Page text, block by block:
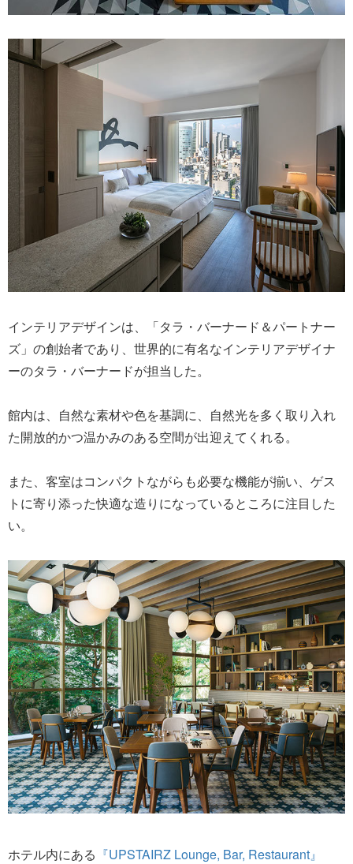
インテリアデザインは、「タラ・バーナード＆パートナー
ズ」の創始者であり、世界的に有名なインテリアデザイナ
ーのタラ・バーナードが担当した。
館内は、自然な素材や色を基調に、自然光を多く取り入れ
た開放的かつ温かみのある空間が出迎えてくれる。
また、客室はコンパクトながらも必要な機能が揃い、ゲス
トに寄り添った快適な造りになっているところに注目した
い。
ホテル内にある 『UPSTAIRZ Lounge, Bar, Restaurant』